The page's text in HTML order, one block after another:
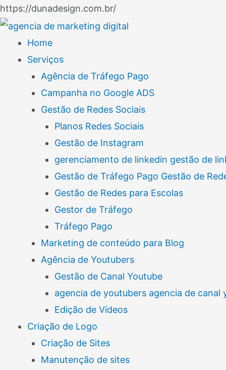
https://dunadesign.com.br/Ir
para
Home
Serviços
Agência de Tráfego Pago
Campanha no Google ADS
Gestão de Redes Sociais
Planos Redes Sociais
Gestão de Instagram
gerenciamento de linkedin gestão de
Gestão de Tráfego Pago Gestão de
Gestão de Redes para Escolas
Gestor de Tráfego
Tráfego Pago
Marketing de conteúdo para Blog
Agência de Youtubers
Gestão de Canal Youtube
agencia de youtubers agencia de canal
Edição de Vídeos
Criação de Logo
Criação de Sites
Manutenção de sites
Navegação
de
Post